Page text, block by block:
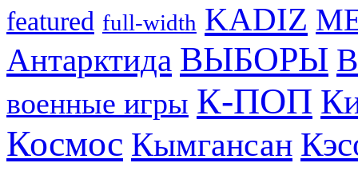
featured full-width KADIZ
Антарктида ВЫБОРЫ
военные игры К-ПОП
Космос Кымгансан